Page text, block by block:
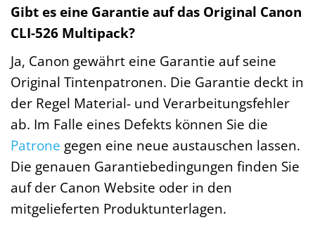
Gibt es eine Garantie auf das Original Canon
CLI-526 Multipack?
Ja, Canon gewährt eine Garantie auf seine
Original Tintenpatronen. Die Garantie deckt in
der Regel Material- und Verarbeitungsfehler
ab. Im Falle eines Defekts können Sie die
Patrone gegen eine neue austauschen lassen.
Die genauen Garantiebedingungen finden Sie
auf der Canon Website oder in den
mitgelieferten Produktunterlagen.